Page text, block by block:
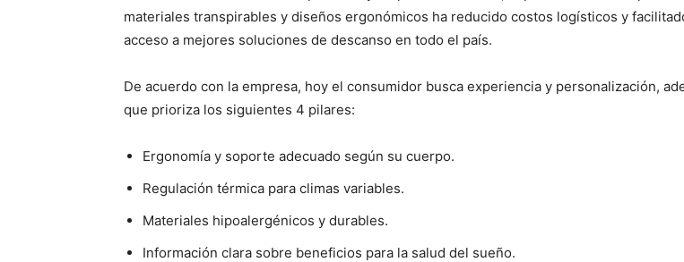
materiales transpirables y diseños ergonómicos ha reducido costos logísticos y
acceso a mejores soluciones de descanso en todo el país.
De acuerdo con la empresa, hoy el consumidor busca experiencia y personalización,
que prioriza los siguientes 4 pilares:
Ergonomía y soporte adecuado según su cuerpo.
Regulación térmica para climas variables.
Materiales hipoalergénicos y durables.
Información clara sobre beneficios para la salud del sueño.